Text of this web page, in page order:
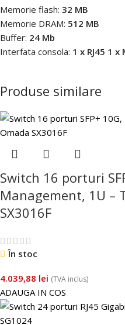
Memorie flash: 32 MB
Memorie DRAM: 512 MB
Buffer: 24 Mb
Interfata consola: 1 x RJ45 1 x
Produse similare
Switch 16 porturi
Management, 1U –
SX3016F
În stoc
4.039,88 lei (TVA inclus)
ADAUGA IN COS